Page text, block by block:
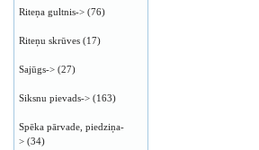
Riteņa gultnis-> (76)
Riteņu skrūves (17)
Sajūgs-> (27)
Siksnu pievads-> (163)
Spēka pārvade, piedziņa-
> (34)